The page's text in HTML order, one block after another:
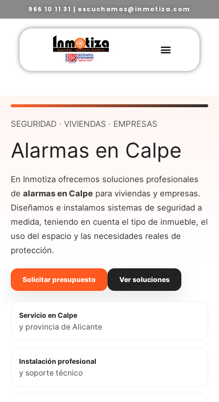
966 10 11 31 | escuchamos@inmotiza.com
SEGURIDAD · VIVIENDAS · EMPRESAS
Alarmas en Calpe
En Inmotiza ofrecemos soluciones profesionales
de alarmas en Calpe para viviendas y empresas.
Diseñamos e instalamos sistemas de seguridad a
medida, teniendo en cuenta el tipo de inmueble, el
uso del espacio y las necesidades reales de
protección.
Solicitar presupuesto Ver soluciones
Servicio en Calpe
y provincia de Alicante
Instalación profesional
y soporte técnico